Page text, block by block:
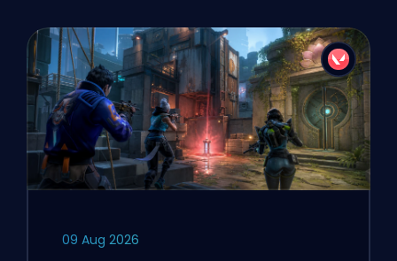
09 Aug 2026